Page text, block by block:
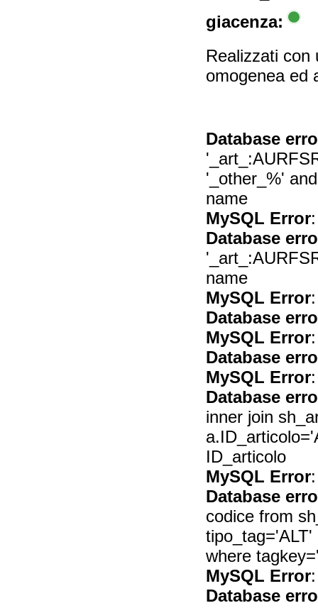
giacenza:
Realizzati con
omogenea ed
Database
'_other_%'
name
MySQL Error
Database
name
MySQL Error
Database
MySQL Error
Database
MySQL Error
Database
inner join
ID_articolo
MySQL Error
Database
codice from
where
MySQL Error
Database